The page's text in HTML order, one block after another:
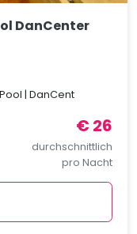
DanCenter
| DanCent
€ 26
durchschnittlich
pro Nacht